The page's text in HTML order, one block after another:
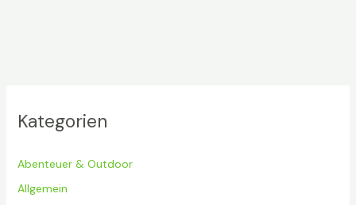
Kategorien
Abenteuer & Outdoor
Allgemein